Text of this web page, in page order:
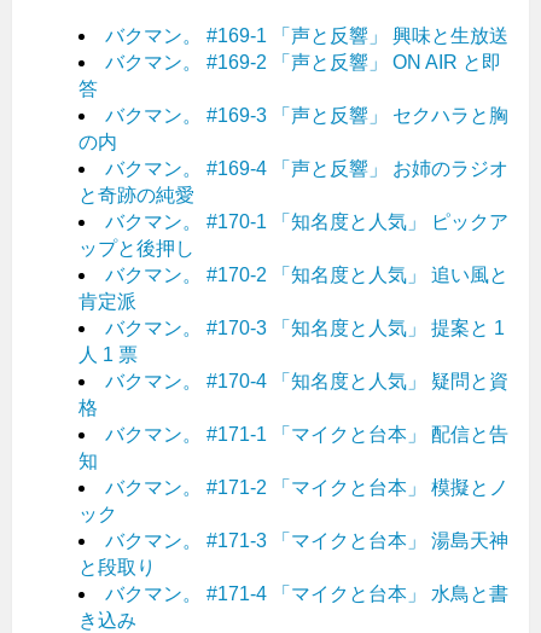
バクマン。 #169-1 「声と反響」 興味と生放送
バクマン。 #169-2 「声と反響」 ON AIR と即
答
バクマン。 #169-3 「声と反響」 セクハラと胸
の内
バクマン。 #169-4 「声と反響」 お姉のラジオ
と奇跡の純愛
バクマン。 #170-1 「知名度と人気」 ピックア
ップと後押し
バクマン。 #170-2 「知名度と人気」 追い風と
肯定派
バクマン。 #170-3 「知名度と人気」 提案と 1
人 1 票
バクマン。 #170-4 「知名度と人気」 疑問と資
格
バクマン。 #171-1 「マイクと台本」 配信と告
知
バクマン。 #171-2 「マイクと台本」 模擬とノ
ック
バクマン。 #171-3 「マイクと台本」 湯島天神
と段取り
バクマン。 #171-4 「マイクと台本」 水鳥と書
き込み